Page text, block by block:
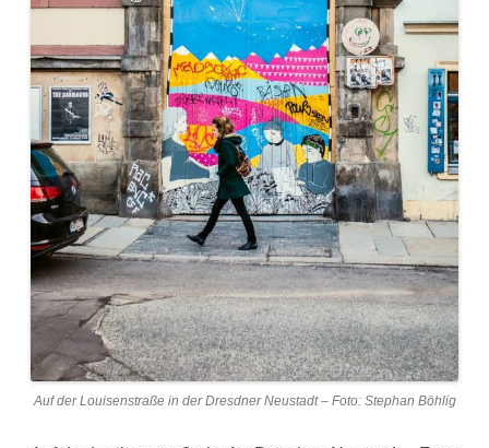
Auf der Louisenstraße in der Dresdner Neustadt – Foto: Stephan Böhlig